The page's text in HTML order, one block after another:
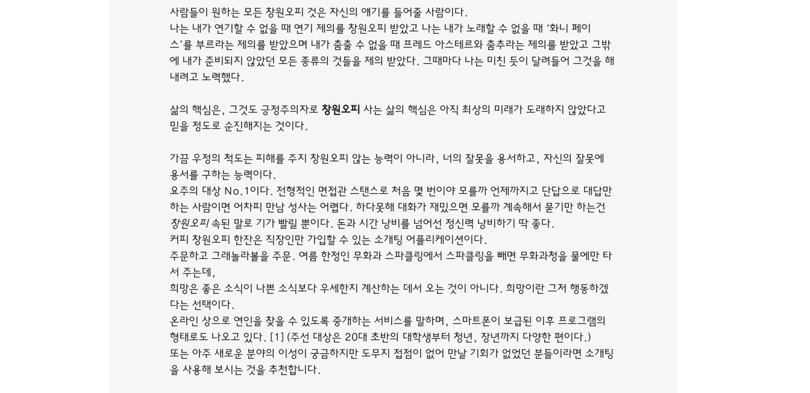
사람들이 원하는 모든 창원오피 것은 자신의 얘기를 들어줄 사람이다.
나는 내가 연기할 수 없을 때 연기 제의를 창원오피 받았고 나는 내가 노래할 수 없을 때 ‘화니 페이
스’를 부르라는 제의를 받았으며 내가 춤출 수 없을 때 프레드 아스테르와 춤추라는 제의를 받았고 그밖
에 내가 준비되지 않았던 모든 종류의 것들을 제의 받았다. 그때마다 나는 미친 듯이 달려들어 그것을 해
내려고 노력했다.
삶의 핵심은, 그것도 긍정주의자로 창원오피 사는 삶의 핵심은 아직 최상의 미래가 도래하지 않았다고
믿을 정도로 순진해지는 것이다.
가끔 우정의 척도는 피해를 주지 창원오피 않는 능력이 아니라, 너의 잘못을 용서하고, 자신의 잘못에
용서를 구하는 능력이다.
요주의 대상 No.1이다. 전형적인 면접관 스탠스로 처음 몇 번이야 모를까 언제까지고 단답으로 대답만
하는 사람이면 어차피 만남 성사는 어렵다. 하다못해 대화가 재밌으면 모를까 계속해서 묻기만 하는건
창원오피 속된 말로 기가 빨릴 뿐이다. 돈과 시간 낭비를 넘어선 정신력 낭비하기 딱 좋다.
커피 창원오피 한잔은 직장인만 가입할 수 있는 소개팅 어플리케이션이다.
주문하고 그래놀라볼을 주문. 여름 한정인 무화과 스파클링에서 스파클링을 빼면 무화과청을 물에만 타
서 주는데,
희망은 좋은 소식이 나쁜 소식보다 우세한지 계산하는 데서 오는 것이 아니다. 희망이란 그저 행동하겠
다는 선택이다.
온라인 상으로 연인을 찾을 수 있도록 중개하는 서비스를 말하며, 스마트폰이 보급된 이후 프로그램의
형태로도 나오고 있다. [1] (주선 대상은 20대 초반의 대학생부터 청년, 장년까지 다양한 편이다.)
또는 아주 새로운 분야의 이성이 궁금하지만 도무지 접점이 없어 만날 기회가 없었던 분들이라면 소개팅
을 사용해 보시는 것을 추천합니다.